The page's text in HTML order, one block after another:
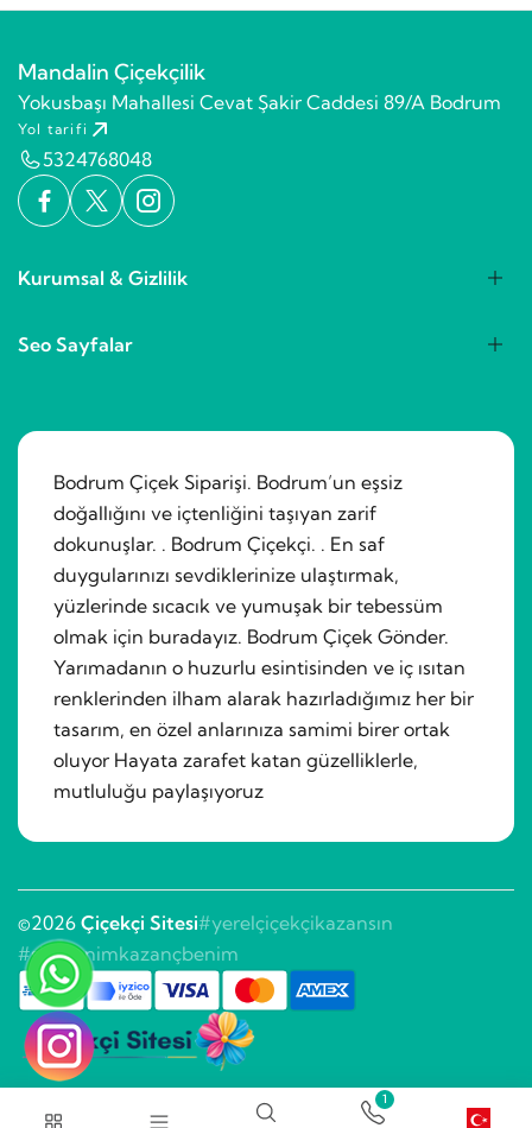
Mandalin Çiçekçilik
Yokusbaşı Mahallesi Cevat Şakir Caddesi 89/A Bodrum
Yol tarifi
5324768048
Kurumsal & Gizlilik
Seo Sayfalar
Bodrum Çiçek Siparişi. Bodrum’un eşsiz
doğallığını ve içtenliğini taşıyan zarif
dokunuşlar. . Bodrum Çiçekçi. . En saf
duygularınızı sevdiklerinize ulaştırmak,
yüzlerinde sıcacık ve yumuşak bir tebessüm
olmak için buradayız. Bodrum Çiçek Gönder.
Yarımadanın o huzurlu esintisinden ve iç ısıtan
renklerinden ilham alarak hazırladığımız her bir
tasarım, en özel anlarınıza samimi birer ortak
oluyor Hayata zarafet katan güzelliklerle,
mutluluğu paylaşıyoruz
©2026 Çiçekçi Sitesi#yerelçiçekçikazansın
#sitebenimkazançbenim
1